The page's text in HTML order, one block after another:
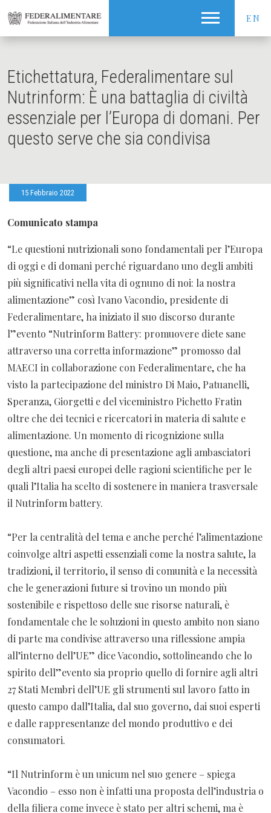
EN
Etichettatura, Federalimentare sul
Nutrinform: È una battaglia di civiltà
essenziale per l’Europa di domani. Per
questo serve che sia condivisa
15 Febbraio 2022
Comunicato stampa
“Le questioni nutrizionali sono fondamentali per l’Europa
di oggi e di domani perché riguardano uno degli ambiti
più significativi nella vita di ognuno di noi: la nostra
alimentazione” così Ivano Vacondio, presidente di
Federalimentare, ha iniziato il suo discorso durante
l”evento “Nutrinform Battery: promuovere diete sane
attraverso una corretta informazione” promosso dal
MAECI in collaborazione con Federalimentare, che ha
visto la partecipazione del ministro Di Maio, Patuanelli,
Speranza, Giorgetti e del viceministro Pichetto Fratin
oltre che dei tecnici e ricercatori in materia di salute e
alimentazione. Un momento di ricognizione sulla
questione, ma anche di presentazione agli ambasciatori
degli altri paesi europei delle ragioni scientifiche per le
quali l’Italia ha scelto di sostenere in maniera trasversale
il Nutrinform battery.
“Per la centralità del tema e anche perché l’alimentazione
coinvolge altri aspetti essenziali come la nostra salute, la
tradizioni, il territorio, il senso di comunità e la necessità
che le generazioni future si trovino un mondo più
sostenibile e rispettoso delle sue risorse naturali, è
fondamentale che le soluzioni in questo ambito non siano
di parte ma condivise attraverso una riflessione ampia
all’interno dell’UE” dice Vacondio, sottolineando che lo
spirito dell”evento sia proprio quello di fornire agli altri
27 Stati Membri dell’UE gli strumenti sul lavoro fatto in
questo campo dall’Italia, dal suo governo, dai suoi esperti
e dalle rappresentanze del mondo produttivo e dei
consumatori.
“Il Nutrinform è un unicum nel suo genere – spiega
Vacondio – esso non è infatti una proposta dell’industria o
della filiera come invece è stato per altri schemi, ma è